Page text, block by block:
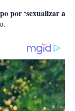
por ‘sexualizar a